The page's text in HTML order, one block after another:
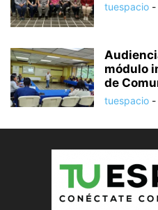
tuespacio -
módulo
de
tuespacio -